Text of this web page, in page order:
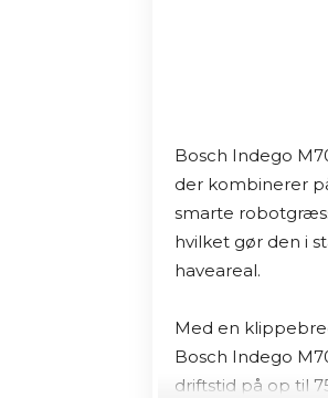
Bosch Indego
der kombinerer
smarte
hvilket gør den i
haveareal.
Med en
Bosch Indego
driftstid på op til